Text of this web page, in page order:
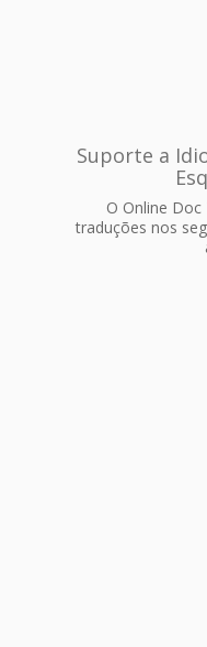
Suporte a
O Online
traduções nos